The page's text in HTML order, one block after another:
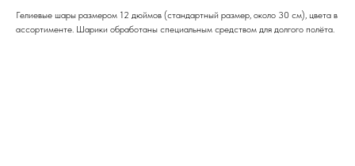
Гелиевые шары размером 12 дюймов (стандартный размер, около 30 см), цвета в
ассортименте. Шарики обработаны специальным средством для долгого полёта.